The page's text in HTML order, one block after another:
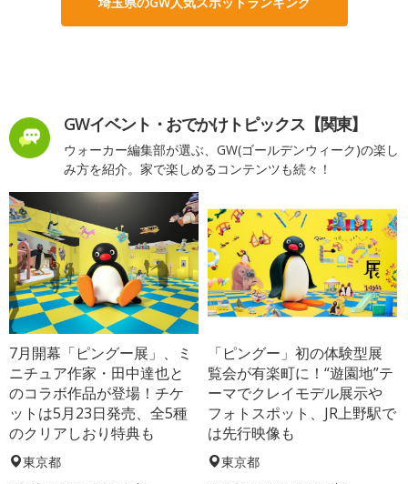
GWイベント・おでかけトピックス【関東】
ウォーカー編集部が選ぶ、GW(ゴールデンウィーク)の楽し
み方を紹介。家で楽しめるコンテンツも続々！
7月開幕「ピングー展」、ミ
ニチュア作家・田中達也と
のコラボ作品が登場！チケ
ットは5月23日発売、全5種
のクリアしおり特典も
東京都
「ピングー」初の体験型展
覧会が有楽町に！“遊園地”テ
ーマでクレイモデル展示や
フォトスポット、JR上野駅で
は先行映像も
東京都